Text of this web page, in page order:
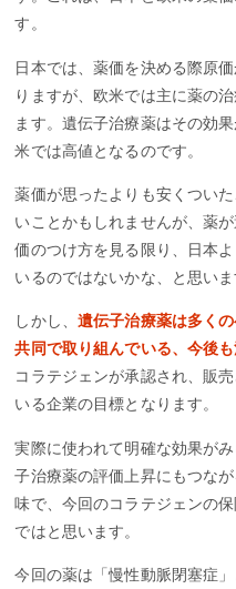
す。
日本では、薬価を決める際原
りますが、欧米では主に薬の
ます。遺伝子治療薬はその効
米では高値となるのです。
薬価が思ったよりも安くつい
いことかもしれませんが、薬
価のつけ方を見る限り、日本
いるのではないかな、と思いま
しかし、遺伝子治療薬は多く
共同で取り組んでいる、今後
コラテジェンが承認され、販
いる企業の目標となります。
実際に使われて明確な効果が
子治療薬の評価上昇にもつな
味で、今回のコラテジェンの
ではと思います。
今回の薬は「慢性動脈閉塞症